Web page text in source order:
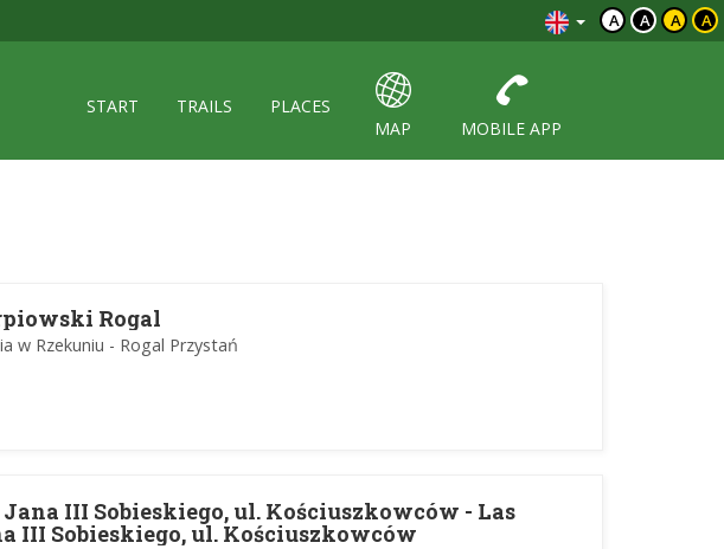
A A A A
START TRAILS
PLACES
MAP
MOBILE APP
Rogal
w Rzekuniu - Rogal Przystań
Jana III Sobieskiego, ul. Kościuszkowców - Las
III Sobieskiego, ul. Kościuszkowców